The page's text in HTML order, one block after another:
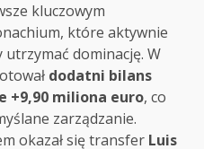
kluczowym
które aktywnie
utrzymać dominację. W
dodatni bilans
+9,90 miliona euro, co
zarządzanie.
okazał się transfer Luis